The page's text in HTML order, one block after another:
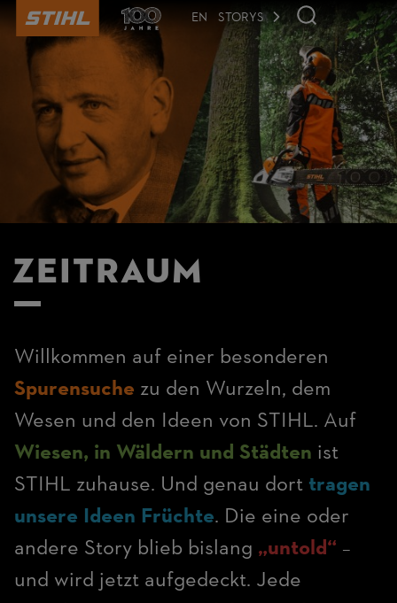
Seite
anspringen
EN STORYS
Zeitraum
Willkommen auf einer besonderen
Spurensuche zu den Wurzeln, dem
Wesen und den Ideen von STIHL. Auf
Wiesen, in Wäldern und Städten ist
STIHL zuhause. Und genau dort tragen
unsere Ideen Früchte. Die eine oder
andere Story blieb bislang „untold“ –
und wird jetzt aufgedeckt. Jede